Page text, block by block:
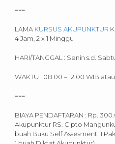
===
LAMA KURSUS AKUPUNKTUR
4 Jam, 2 x 1 Minggu
HARI/TANGGAL : Senin s.d.
WAKTU : 08.00 – 12.00 WIB
===
BIAYA PENDAFTARAN : Rp.
Akupunktur RS. Cipto
buah Buku Self Assesment, 1